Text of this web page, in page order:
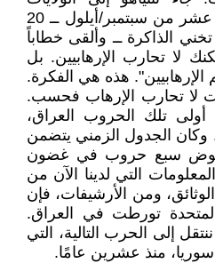
المتحدة بعد أحداث الحادي عشر من سبتمبر/أيلول ــ 20
2001، إذا لم تخني الذاكرة ــ وألقى خطاباً
لا تحارب الإرهابيين. بل
هذه هي الفكرة.
لا تحارب الإرهاب فحسب.
تلك الحروب العراق،
وكان الجدول الزمني يتضمن
خوض سبع حروب في غضون
التي لدينا الآن من
ومن الأرشيفات، فإن
تورطت في العراق.
إلى الحرب التالية، التي
منذ عشرين عامًا.